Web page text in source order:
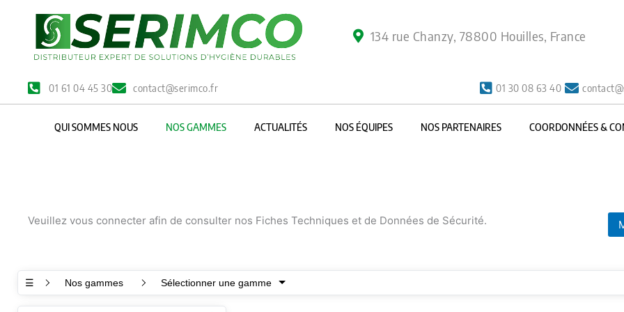
134 rue Chanzy, 78800 Houilles, France
01 61 04 45 30 contact@serimco.fr 01 30 08 63 40
QUI SOMMES NOUS NOS GAMMES ACTUALITÉS NOS ÉQUIPES NOS PARTENAIRES COORDONNÉES &
Veuillez vous connecter afin de consulter nos Fiches Techniques et de Données de Sécurité.
☰ Nos gammes Sélectionner une gamme